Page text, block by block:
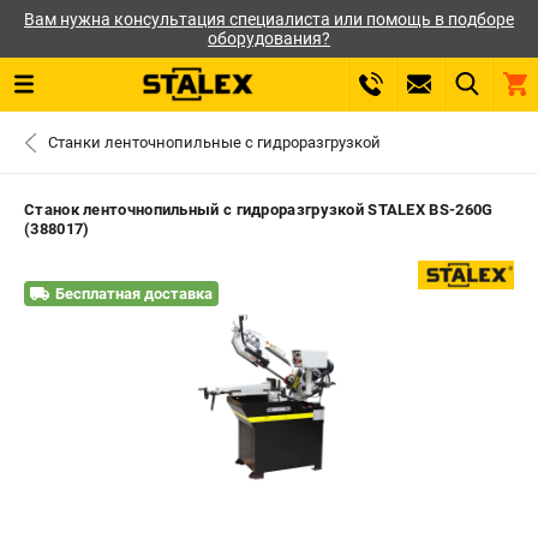
Вам нужна консультация специалиста или помощь в подборе
оборудования?
ВХОД ИЛИ РЕГИСТРАЦИЯ
ЗАКАЗАТЬ ЗАПЧАСТЬ
САНКТ-ПЕТЕРБУРГ
0 ₽
Станки ленточнопильные с гидроразгрузкой
Станок ленточнопильный с гидроразгрузкой STALEX BS-260G
(388017)
Бесплатная доставка